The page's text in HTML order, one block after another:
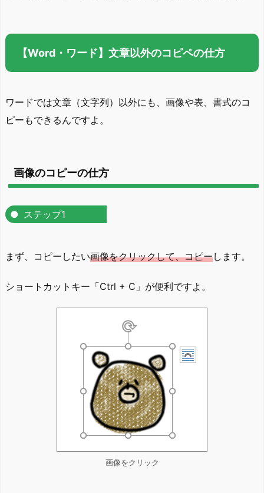
【Word・ワード】文章以外のコピペの仕方
ワードでは文章（文字列）以外にも、画像や表、書式のコ
ピーもできるんですよ。
画像のコピーの仕方
ステップ1
まず、コピーしたい画像をクリックして、コピーします。
ショートカットキー「Ctrl + C」が便利ですよ。
画像をクリック